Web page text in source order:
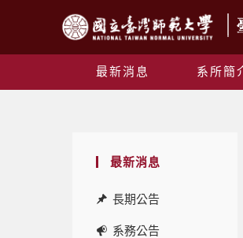
最新消息 系所簡
最新消息
長期公告
系務公告